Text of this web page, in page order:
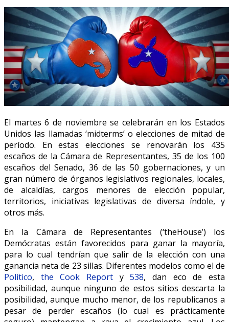
El martes 6 de noviembre se celebrarán en los Estados
Unidos las llamadas ‘midterms’ o elecciones de mitad de
período. En estas elecciones se renovarán los 435
escaños de la Cámara de Representantes, 35 de los 100
escaños del Senado, 36 de las 50 gobernaciones, y un
gran número de órganos legislativos regionales, locales,
de alcaldías, cargos menores de elección popular,
territorios, iniciativas legislativas de diversa índole, y
otros más.
En la Cámara de Representantes (‘theHouse’) los
Demócratas están favorecidos para ganar la mayoría,
para lo cual tendrían que salir de la elección con una
ganancia neta de 23 sillas. Diferentes modelos como el de
Politico, the Cook Report y538, dan eco de esta
posibilidad, aunque ninguno de estos sitios descarta la
posibilidad, aunque mucho menor, de los republicanos a
pesar de perder escaños (lo cual es prácticamente